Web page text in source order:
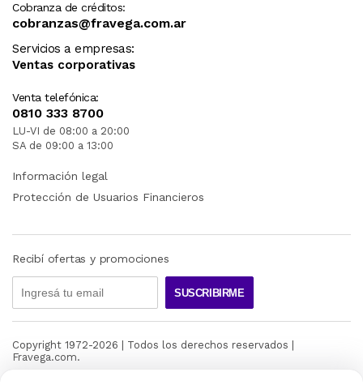
Cobranza de créditos:
cobranzas@fravega.com.ar
Servicios a empresas:
Ventas corporativas
Venta telefónica:
0810 333 8700
LU-VI de 08:00 a 20:00
SA de 09:00 a 13:00
Información legal
Protección de Usuarios Financieros
Recibí ofertas y promociones
SUSCRIBIRME
Copyright 1972-2026 | Todos los derechos reservados |
Fravega.com.